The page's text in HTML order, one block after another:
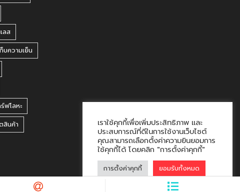
ลส
บความเย็น
ฟโลหะ
สินค้า
เราใช้คุกกี้เพื่อเพิ่มประสิทธิภาพ และ
ประสบการณ์ที่ดีในการใช้งานเว็บไซต์
คุณสามารถเลือกตั้งค่าความยินยอมการ
ใช้คุกกี้ได้ โดยคลิก "การตั้งค่าคุกกี้"
การตั้งค่าคุกกี้ ยอมรับทั้งหมด